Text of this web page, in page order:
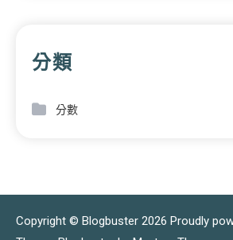
分類
分數
Copyright © Blogbuster 2026 Proudly